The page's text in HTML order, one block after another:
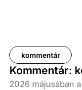
kommentár
Kommentár:
2026 májusában